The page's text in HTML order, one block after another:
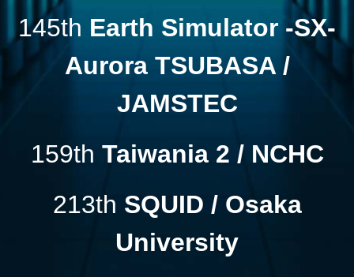
145th Earth Simulator -SX-
Aurora TSUBASA /
JAMSTEC
159th Taiwania 2 / NCHC
213th SQUID / Osaka
University